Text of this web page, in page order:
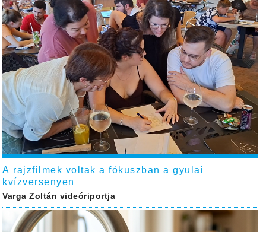
A rajzfilmek voltak a fókuszban a gyulai
kvízversenyen
Varga Zoltán videóriportja